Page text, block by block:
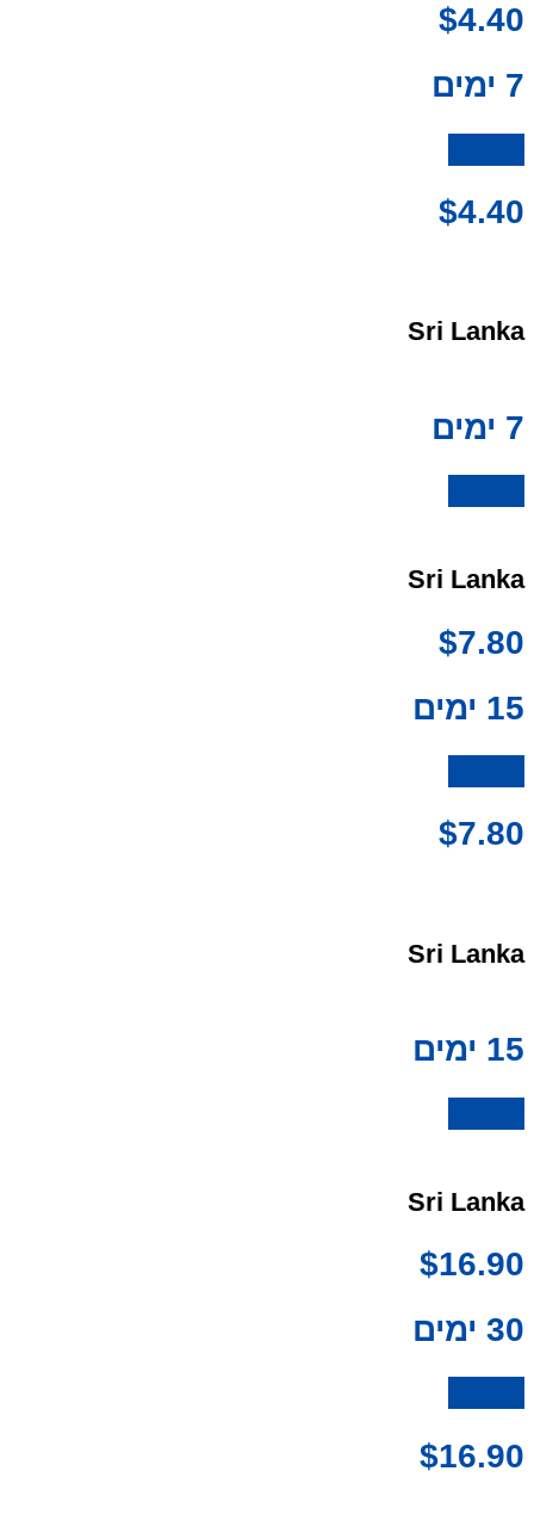
$4.40
7 ימים
$4.40
Sri Lanka
7 ימים
Sri Lanka
$7.80
15 ימים
$7.80
Sri Lanka
15 ימים
Sri Lanka
$16.90
30 ימים
$16.90